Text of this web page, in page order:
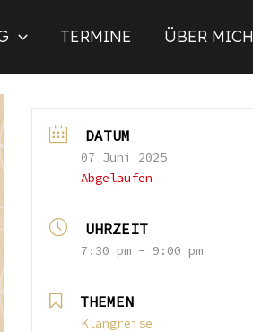
TERMINE ÜBER MICH
DATUM
07 Juni 2025
Abgelaufen
UHRZEIT
7:30 pm - 9:00 pm
THEMEN
Klangreise